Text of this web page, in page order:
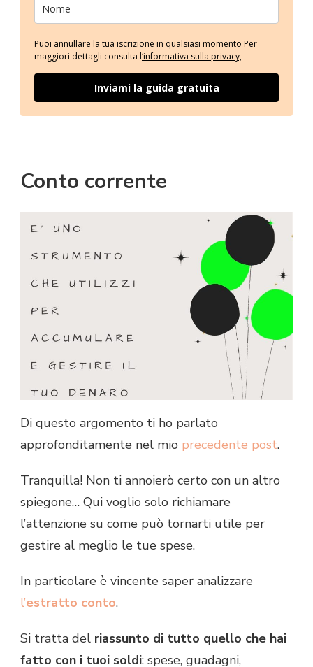
Puoi annullare la tua iscrizione in qualsiasi momento Per
maggiori dettagli consulta l‘informativa sulla privacy,
Inviami la guida gratuita
Conto corrente
Di questo argomento ti ho parlato
approfonditamente nel mio precedente post.
Tranquilla! Non ti annoierò certo con un altro
spiegone… Qui voglio solo richiamare
l’attenzione su come può tornarti utile per
gestire al meglio le tue spese.
In particolare è vincente saper analizzare
l’estratto conto.
Si tratta del riassunto di tutto quello che hai
fatto con i tuoi soldi: spese, guadagni,